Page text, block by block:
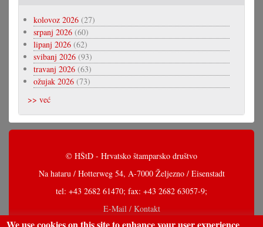
kolovoz 2026 (27)
srpanj 2026 (60)
lipanj 2026 (62)
svibanj 2026 (93)
travanj 2026 (63)
ožujak 2026 (73)
>> već
© HŠtD - Hrvatsko štamparsko društvo
Na hataru / Hotterweg 54, A-7000 Željezno / Eisenstadt
tel: +43 2682 61470; fax: +43 2682 63057-9;
E-Mail / Kontakt